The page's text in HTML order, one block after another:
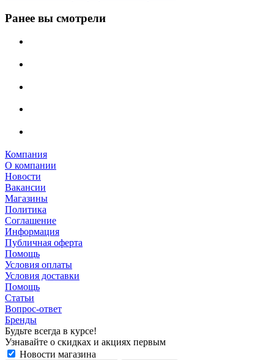
Ранее вы смотрели
Компания
О компании
Новости
Вакансии
Магазины
Политика
Соглашение
Информация
Публичная оферта
Помощь
Условия оплаты
Условия доставки
Помощь
Статьи
Вопрос-ответ
Бренды
Будьте всегда в курсе!
Узнавайте о скидках и акциях первым
Новости магазина